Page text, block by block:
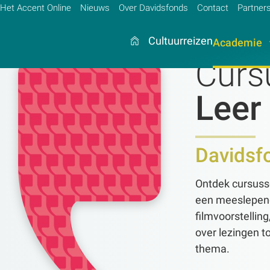
Het Accent Online Nieuws Over Davidsfonds Contact Partners
CultuurreizenAcademie
Ontdek
een
over lezingen
thema.
Zoeken